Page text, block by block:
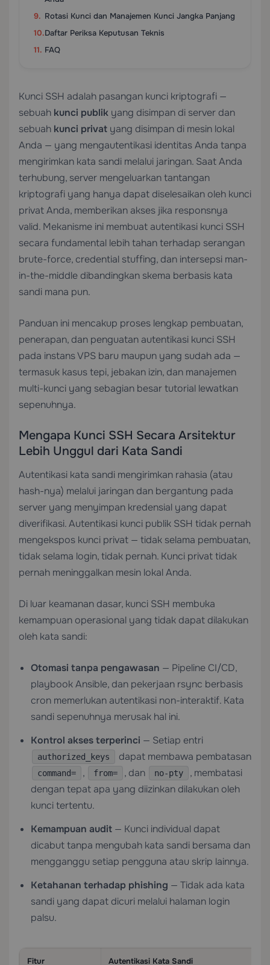
Rotasi Kunci dan Manajemen Kunci Jangka Panjang
Daftar Periksa Keputusan Teknis
FAQ
Kunci SSH adalah pasangan kunci kriptografi —
sebuah kunci publik yang disimpan di server dan
sebuah kunci privat yang disimpan di mesin lokal
Anda — yang mengautentikasi identitas Anda tanpa
mengirimkan kata sandi melalui jaringan. Saat Anda
terhubung, server mengeluarkan tantangan
kriptografi yang hanya dapat diselesaikan oleh kunci
privat Anda, memberikan akses jika responsnya
valid. Mekanisme ini membuat autentikasi kunci SSH
secara fundamental lebih tahan terhadap serangan
brute-force, credential stuffing, dan intersepsi man-
in-the-middle dibandingkan skema berbasis kata
sandi mana pun.
Panduan ini mencakup proses lengkap pembuatan,
penerapan, dan penguatan autentikasi kunci SSH
pada instans VPS baru maupun yang sudah ada —
termasuk kasus tepi, jebakan izin, dan manajemen
multi-kunci yang sebagian besar tutorial lewatkan
sepenuhnya.
Mengapa Kunci SSH Secara Arsitektur
Lebih Unggul dari Kata Sandi
Autentikasi kata sandi mengirimkan rahasia (atau
hash-nya) melalui jaringan dan bergantung pada
server yang menyimpan kredensial yang dapat
diverifikasi. Autentikasi kunci publik SSH tidak pernah
mengekspos kunci privat — tidak selama pembuatan,
tidak selama login, tidak pernah. Kunci privat tidak
pernah meninggalkan mesin lokal Anda.
Di luar keamanan dasar, kunci SSH membuka
kemampuan operasional yang tidak dapat dilakukan
oleh kata sandi:
Otomasi tanpa pengawasan — Pipeline CI/CD,
playbook Ansible, dan pekerjaan rsync berbasis
cron memerlukan autentikasi non-interaktif. Kata
sandi sepenuhnya merusak hal ini.
Kontrol akses terperinci — Setiap entri
authorized_keys dapat membawa pembatasan
command= , from= , dan no-pty
, membatasi
dengan tepat apa yang diizinkan dilakukan oleh
kunci tertentu.
Kemampuan audit — Kunci individual dapat
dicabut tanpa mengubah kata sandi bersama dan
mengganggu setiap pengguna atau skrip lainnya.
Ketahanan terhadap phishing — Tidak ada kata
sandi yang dapat dicuri melalui halaman login
palsu.
Fitur Autentikasi Kata Sandi